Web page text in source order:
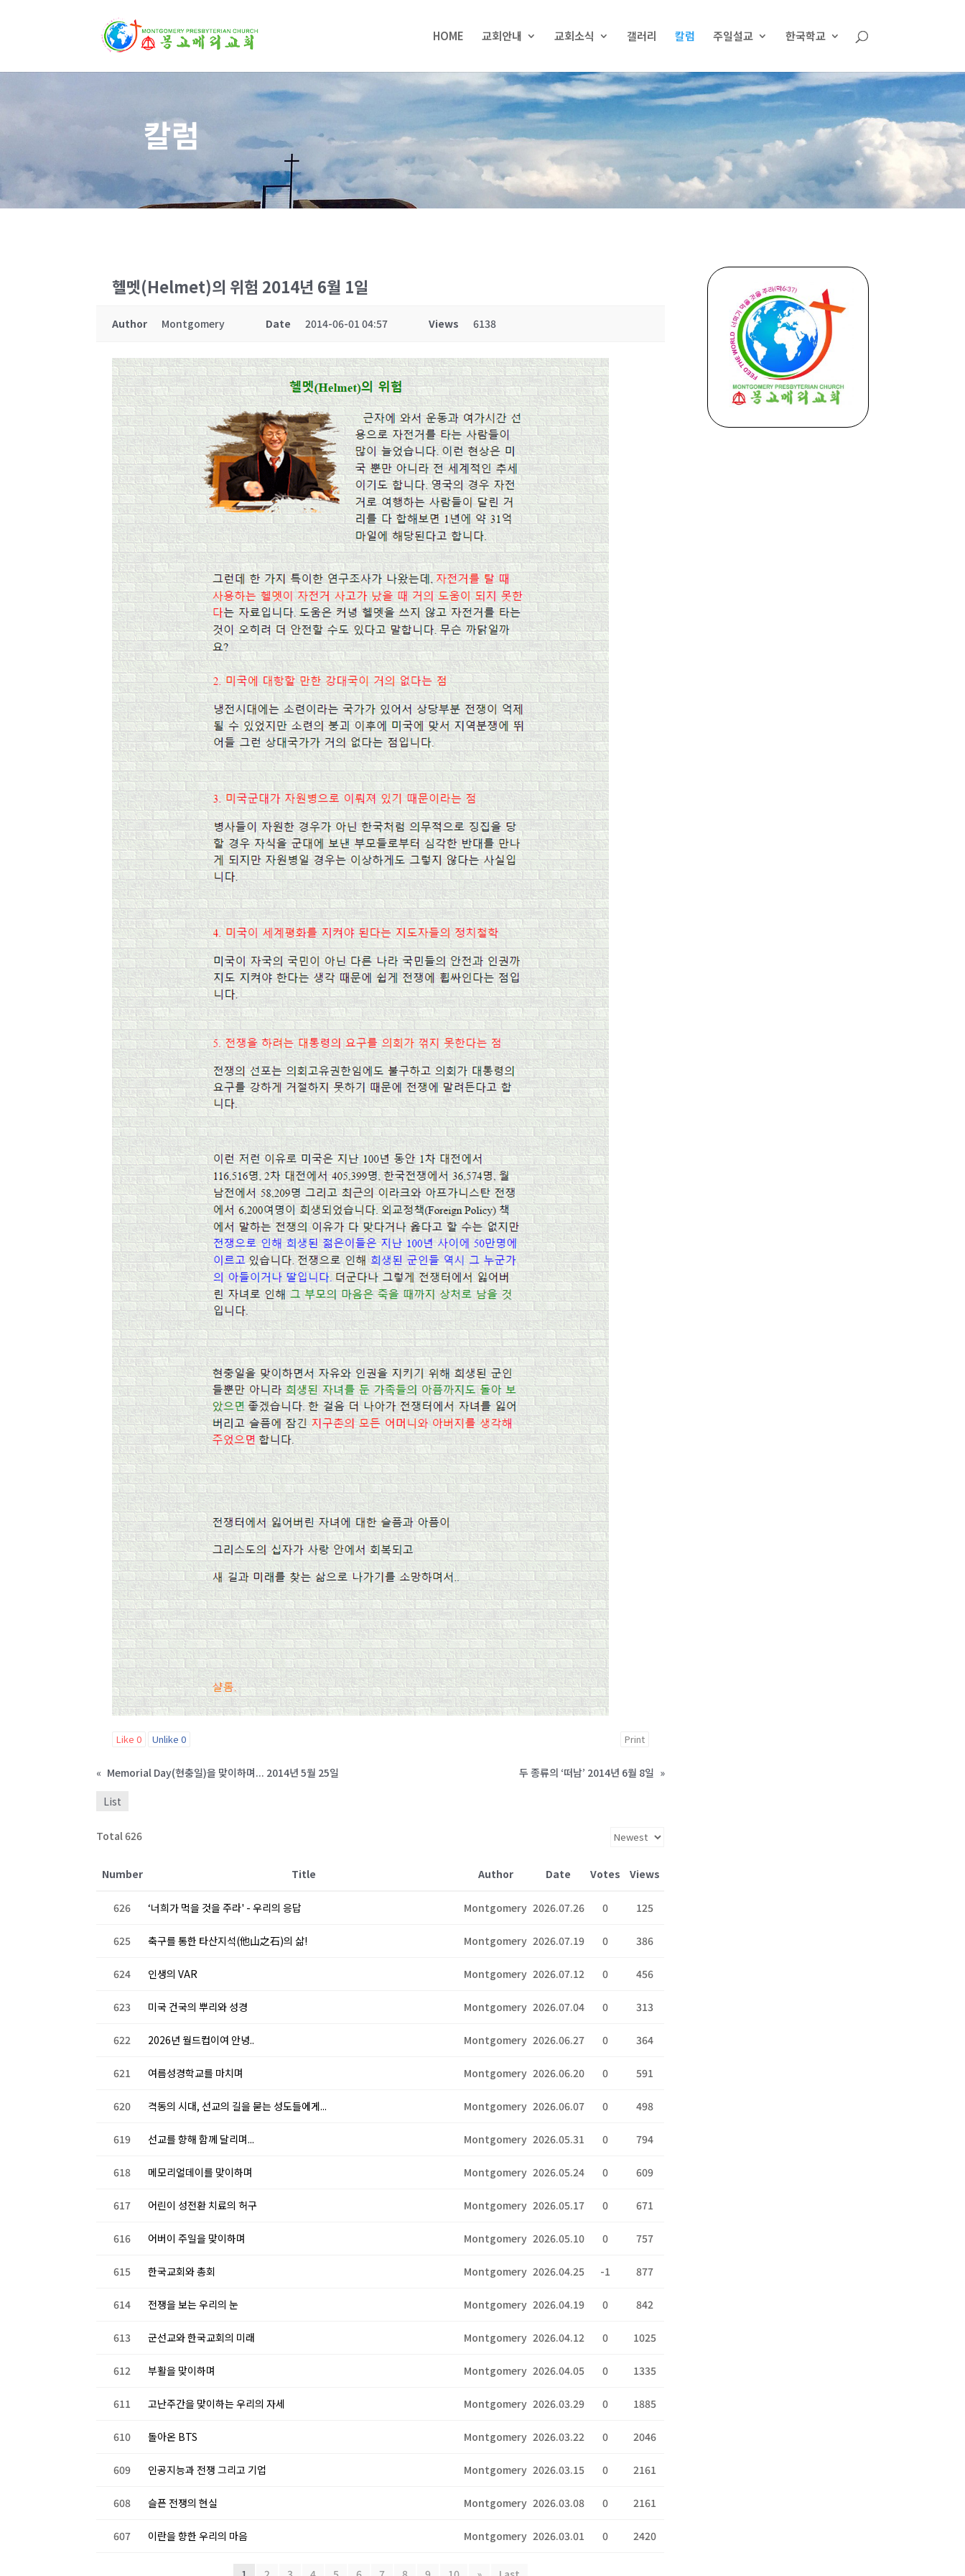
HOME 교회안내 교회소식 갤러리 칼럼 주일설교 한국학교
칼럼
헬멧(Helmet)의 위험 2014년 6월 1일
Author Montgomery Date 2014-06-01 04:57 Views 6138
Like0 Unlike0 Print
« Memorial Day(현충일)을 맞이하며... 2014년 5월 25일 두 종류의 ‘떠남’ 2014년 6월 8일 »
List
Total 626
Number Title Author Date Votes Views
626 ‘너희가 먹을 것을 주라' - 우리의 응답 Montgomery 2026.07.26 0 125
625 축구를 통한 타산지석(他山之石)의 삶! Montgomery 2026.07.19 0 386
624 인생의 VAR Montgomery 2026.07.12 0 456
623 미국 건국의 뿌리와 성경 Montgomery 2026.07.04 0 313
622 2026년 월드컵이여 안녕.. Montgomery 2026.06.27 0 364
621 여름성경학교를 마치며 Montgomery 2026.06.20 0 591
620 격동의 시대, 선교의 길을 묻는 성도들에게... Montgomery 2026.06.07 0 498
619 선교를 향해 함께 달리며... Montgomery 2026.05.31 0 794
618 메모리얼데이를 맞이하며 Montgomery 2026.05.24 0 609
617 어린이 성전환 치료의 허구 Montgomery 2026.05.17 0 671
616 어버이 주일을 맞이하며 Montgomery 2026.05.10 0 757
615 한국교회와 총회 Montgomery 2026.04.25 -1 877
614 전쟁을 보는 우리의 눈 Montgomery 2026.04.19 0 842
613 군선교와 한국교회의 미래 Montgomery 2026.04.12 0 1025
612 부활을 맞이하며 Montgomery 2026.04.05 0 1335
611 고난주간을 맞이하는 우리의 자세 Montgomery 2026.03.29 0 1885
610 돌아온 BTS Montgomery 2026.03.22 0 2046
609 인공지능과 전쟁 그리고 기업 Montgomery 2026.03.15 0 2161
608 슬픈 전쟁의 현실 Montgomery 2026.03.08 0 2161
607 이란을 향한 우리의 마음 Montgomery 2026.03.01 0 2420